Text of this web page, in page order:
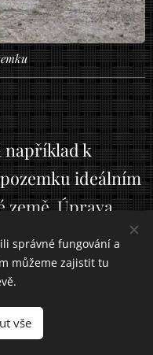
například k
ideálním
země. Úprava
UNC,
a je to
terénu se
kolem domu,
správné fungování a
můžeme zajistit tu
vše